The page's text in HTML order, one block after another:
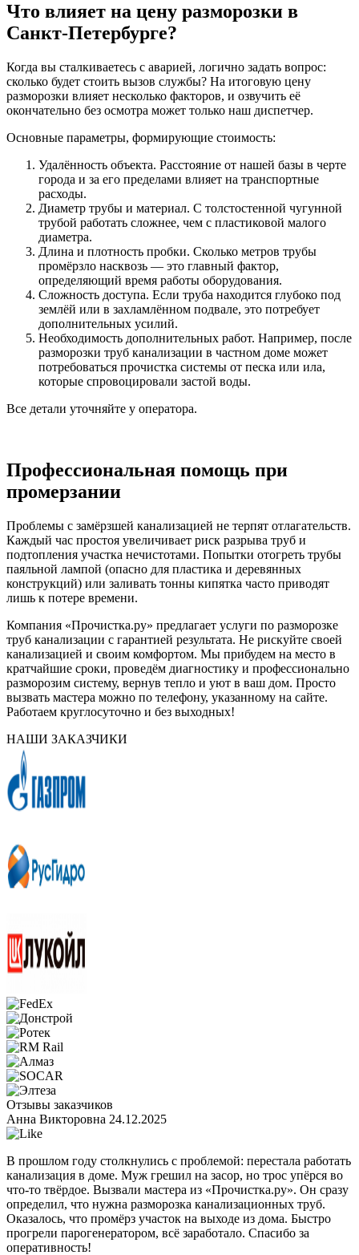
Что влияет на цену разморозки в
Санкт-Петербурге?
Когда вы сталкиваетесь с аварией, логично задать вопрос:
сколько будет стоить вызов службы? На итоговую цену
разморозки влияет несколько факторов, и озвучить её
окончательно без осмотра может только наш диспетчер.
Основные параметры, формирующие стоимость:
Удалённость объекта. Расстояние от нашей базы в черте
города и за его пределами влияет на транспортные
расходы.
Диаметр трубы и материал. С толстостенной чугунной
трубой работать сложнее, чем с пластиковой малого
диаметра.
Длина и плотность пробки. Сколько метров трубы
промёрзло насквозь — это главный фактор,
определяющий время работы оборудования.
Сложность доступа. Если труба находится глубоко под
землёй или в захламлённом подвале, это потребует
дополнительных усилий.
Необходимость дополнительных работ. Например, после
разморозки труб канализации в частном доме может
потребоваться прочистка системы от песка или ила,
которые спровоцировали застой воды.
Все детали уточняйте у оператора.
Профессиональная помощь при
промерзании
Проблемы с замёрзшей канализацией не терпят отлагательств.
Каждый час простоя увеличивает риск разрыва труб и
подтопления участка нечистотами. Попытки отогреть трубы
паяльной лампой (опасно для пластика и деревянных
конструкций) или заливать тонны кипятка часто приводят
лишь к потере времени.
Компания «Прочистка.ру» предлагает услуги по разморозке
труб канализации с гарантией результата. Не рискуйте своей
канализацией и своим комфортом. Мы прибудем на место в
кратчайшие сроки, проведём диагностику и профессионально
разморозим систему, вернув тепло и уют в ваш дом. Просто
вызвать мастера можно по телефону, указанному на сайте.
Работаем круглосуточно и без выходных!
НАШИ ЗАКАЗЧИКИ
Отзывы заказчиков
Анна Викторовна 24.12.2025
В прошлом году столкнулись с проблемой: перестала работать
канализация в доме. Муж грешил на засор, но трос упёрся во
что-то твёрдое. Вызвали мастера из «Прочистка.ру». Он сразу
определил, что нужна разморозка канализационных труб.
Оказалось, что промёрз участок на выходе из дома. Быстро
прогрели парогенератором, всё заработало. Спасибо за
оперативность!